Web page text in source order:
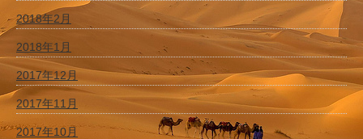
2018年2月
2018年1月
2017年12月
2017年11月
2017年10月